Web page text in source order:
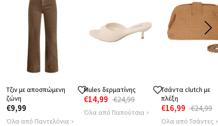
ΜΗΚΟΣ
ΑΠΟΣΤΑΣΗ
ΩΜΩΝ
ΠΕΡΙΦΕΡΕΙΑ
43
Τζιν με αποσπώμενη
ζώνη
€9,99
Όλα από Παντελόνια
Mules δερματίνης
€14,99 €24,99
Όλα από Παπούτσια
Τσάντα clutch με
πλέξη
€16,99 €24,99
Όλα από Τσάντες